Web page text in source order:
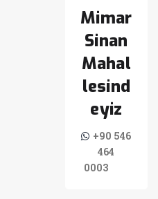
Mimar
Sinan
Mahal
lesind
eyiz
+90 546
464
0003